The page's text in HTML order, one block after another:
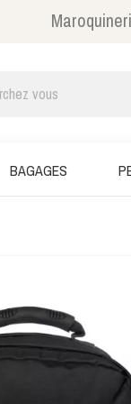
BAGAGES